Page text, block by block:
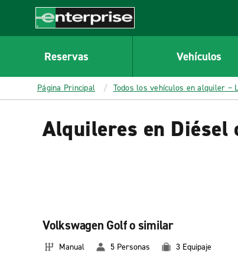
CONTENT
Enterprise
Reservas Vehículos
Página Principal Todos los vehículos en alquiler –
Alquileres en Diésel
Volkswagen Golf o similar
Manual 5 Personas 3 Equipaje